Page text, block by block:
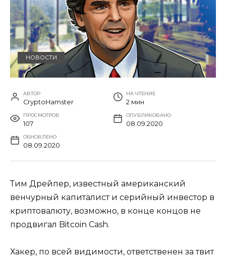
НОВОСТИ
АВТОР
CryptoHamster
НА ЧТЕНИЕ
2 мин
ПРОСМОТРОВ
107
ОПУБЛИКОВАНО
08.09.2020
ОБНОВЛЕНО
08.09.2020
Тим Дрейпер, известный американский
венчурный капиталист и серийный инвестор в
криптовалюту, возможно, в конце концов не
продвигал Bitcoin Cash.
Хакер, по всей видимости, ответственен за твит